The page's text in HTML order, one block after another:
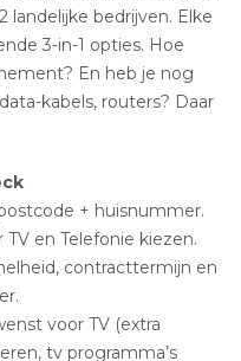
landelijke bedrijven. Elke
3-in-1 opties. Hoe
En heb je nog
kabels, routers? Daar
+ huisnummer.
en Telefonie kiezen.
contracttermijn en
voor TV (extra
tv programma’s